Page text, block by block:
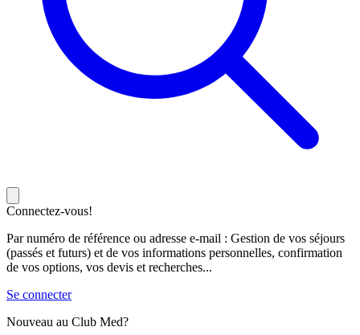
Connectez-vous!
Par numéro de référence ou adresse e-mail : Gestion de vos séjours
(passés et futurs) et de vos informations personnelles, confirmation
de vos options, vos devis et recherches...
Se connecter
Nouveau au Club Med?